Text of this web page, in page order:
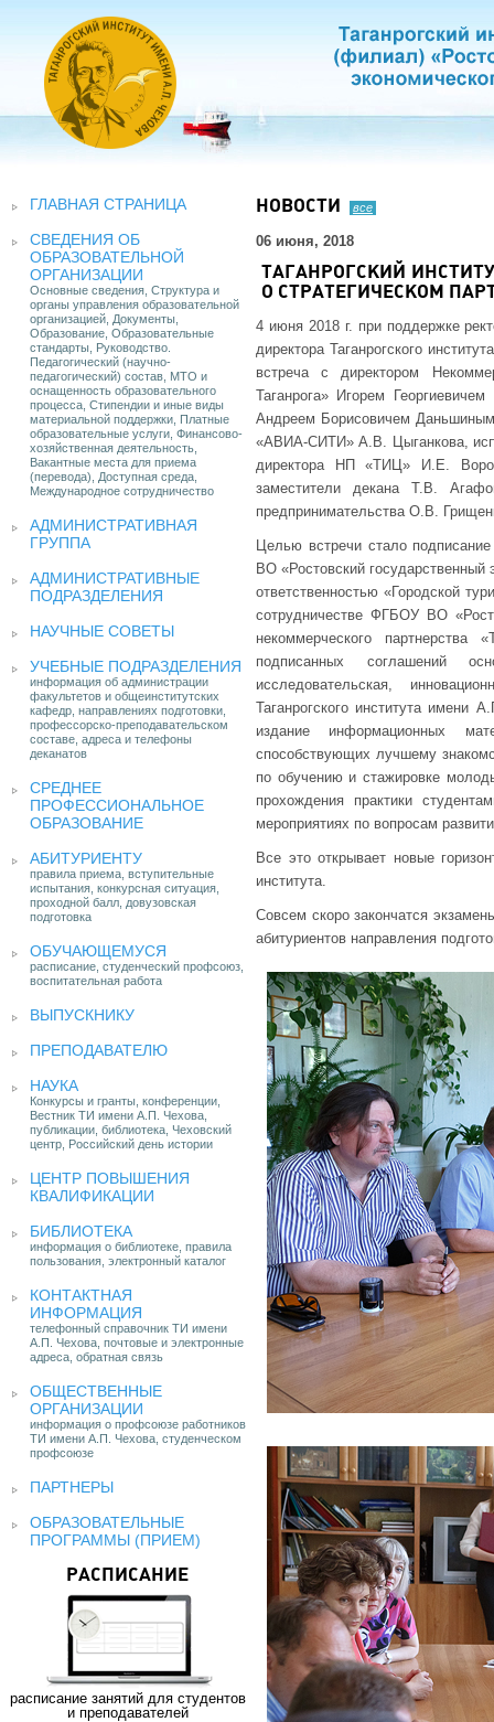
ГЛАВНАЯ СТРАНИЦА
СВЕДЕНИЯ ОБ
ОБРАЗОВАТЕЛЬНОЙ
ОРГАНИЗАЦИИ
Основные сведения, Структура и
органы управления образовательной
организацией, Документы,
Образование, Образовательные
стандарты, Руководство.
Педагогический (научно-
педагогический) состав, МТО и
оснащенность образовательного
процесса, Стипендии и иные виды
материальной поддержки, Платные
образовательные услуги, Финансово-
хозяйственная деятельность,
Вакантные места для приема
(перевода), Доступная среда,
Международное сотрудничество
АДМИНИСТРАТИВНАЯ
ГРУППА
АДМИНИСТРАТИВНЫЕ
ПОДРАЗДЕЛЕНИЯ
НАУЧНЫЕ СОВЕТЫ
УЧЕБНЫЕ ПОДРАЗДЕЛЕНИЯ
информация об администрации
факультетов и общеинститутских
кафедр, направлениях подготовки,
профессорско-преподавательском
составе, адреса и телефоны
деканатов
СРЕДНЕЕ
ПРОФЕССИОНАЛЬНОЕ
ОБРАЗОВАНИЕ
АБИТУРИЕНТУ
правила приема, вступительные
испытания, конкурсная ситуация,
проходной балл, довузовская
подготовка
ОБУЧАЮЩЕМУСЯ
расписание, студенческий профсоюз,
воспитательная работа
ВЫПУСКНИКУ
ПРЕПОДАВАТЕЛЮ
НАУКА
Конкурсы и гранты, конференции,
Вестник ТИ имени А.П. Чехова,
публикации, библиотека, Чеховский
центр, Российский день истории
ЦЕНТР ПОВЫШЕНИЯ
КВАЛИФИКАЦИИ
БИБЛИОТЕКА
информация о библиотеке, правила
пользования, электронный каталог
КОНТАКТНАЯ
ИНФОРМАЦИЯ
телефонный справочник ТИ имени
А.П. Чехова, почтовые и электронные
адреса, обратная связь
ОБЩЕСТВЕННЫЕ
ОРГАНИЗАЦИИ
информация о профсоюзе работников
ТИ имени А.П. Чехова, студенческом
профсоюзе
ПАРТНЕРЫ
ОБРАЗОВАТЕЛЬНЫЕ
ПРОГРАММЫ (ПРИЕМ)
РАСПИСАНИЕ
расписание занятий для студентов
и преподавателей
НОВОСТИ все
06 июня, 2018
ТАГАНРОГСКИЙ
О СТРАТЕГИЧЕСКОМ
4 июня 2018 г. при поддержке
директора Таганрогского
встреча с директором
Таганрога» Игорем
Андреем Борисовичем
«АВИА-СИТИ» А.В. Цыганкова,
директора НП «ТИЦ» И.Е.
заместители декана Т.В.
предпринимательства О.В.
Целью встречи стало
ВО «Ростовский
ответственностью «Городской
сотрудничестве ФГБОУ ВО
некоммерческого партнерства
подписанных соглашений
исследовательская,
Таганрогского института
издание информационных
способствующих лучшему
по обучению и стажировке
прохождения практики
мероприятиях по вопросам
Все это открывает новые
института.
Совсем скоро закончатся
абитуриентов направления